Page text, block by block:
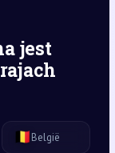
jest
🇧🇪België